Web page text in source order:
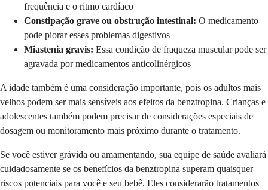
frequência e o ritmo cardíaco
Constipação grave ou obstrução intestinal: O medicamento
pode piorar esses problemas digestivos
Miastenia gravis: Essa condição de fraqueza muscular pode ser
agravada por medicamentos anticolinérgicos
A idade também é uma consideração importante, pois os adultos mais
velhos podem ser mais sensíveis aos efeitos da benztropina. Crianças e
adolescentes também podem precisar de considerações especiais de
dosagem ou monitoramento mais próximo durante o tratamento.
Se você estiver grávida ou amamentando, sua equipe de saúde avaliará
cuidadosamente se os benefícios da benztropina superam quaisquer
riscos potenciais para você e seu bebê. Eles considerarão tratamentos